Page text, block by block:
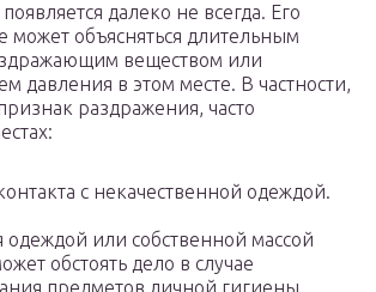
далеко не всегда. Его
может объясняться длительным
веществом или
давления в этом месте. В частности,
раздражения, часто
с некачественной одеждой.
одеждой или собственной массой
обстоять дело в случае
предметов личной гигиены,